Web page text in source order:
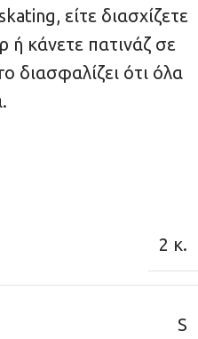
είτε διασχίζετε
ή κάνετε πατινάζ σε
διασφαλίζει ότι όλα
2 κ.
S